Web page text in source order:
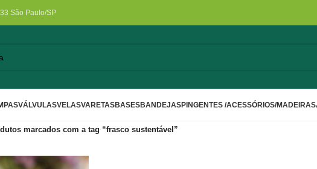
São Paulo/SP
VÁLVULASVELASVARETASBASESBANDEJASPINGENTES /ACESSÓRIOS/MADEIRA
marcados com a tag “frasco sustentável”